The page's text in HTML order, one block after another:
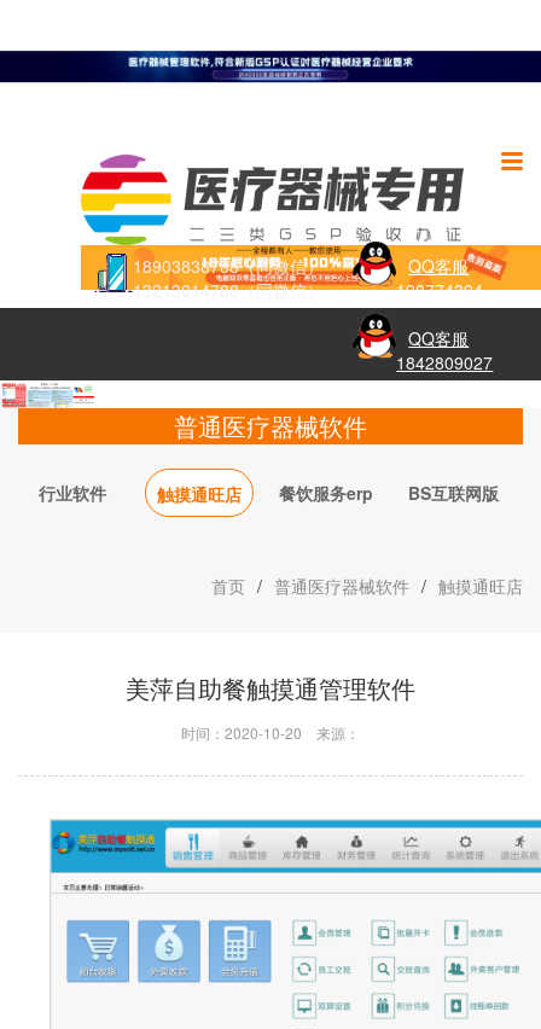
18903838788（同微信）
13213014788（同微信）
QQ客服
190774394
QQ客服
1842809027
普通医疗器械软件
行业软件 触摸通旺店 餐饮服务erp BS互联网版
首页 / 普通医疗器械软件 / 触摸通旺店
美萍自助餐触摸通管理软件
时间：2020-10-20 来源：